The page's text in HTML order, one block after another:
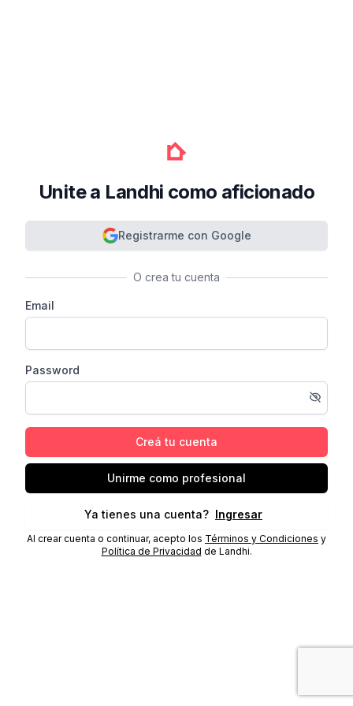
Unite a Landhi como aficionado
Registrarme con Google
O crea tu cuenta
Email
Password
Creá tu cuenta
Unirme como profesional
Ya tienes una cuenta? Ingresar
Al crear cuenta o continuar, acepto los Términos y Condiciones y
Política de Privacidad de Landhi.